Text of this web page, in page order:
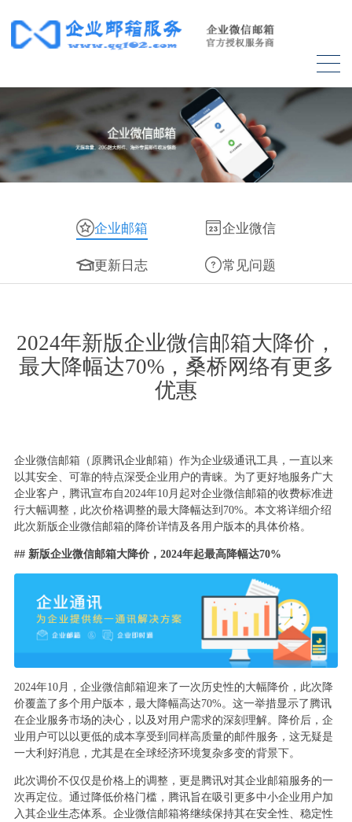
企业邮箱 企业微信
更新日志 常见问题
2024年新版企业微信邮箱大降价，
最大降幅达70%，桑桥网络有更多
优惠
企业微信邮箱（原腾讯企业邮箱）作为企业级通讯工具，一直以来
以其安全、可靠的特点深受企业用户的青睐。为了更好地服务广大
企业客户，腾讯宣布自2024年10月起对企业微信邮箱的收费标准进
行大幅调整，此次价格调整的最大降幅达到70%。本文将详细介绍
此次新版企业微信邮箱的降价详情及各用户版本的具体价格。
## 新版企业微信邮箱大降价，2024年起最高降幅达70%
2024年10月，企业微信邮箱迎来了一次历史性的大幅降价，此次降
价覆盖了多个用户版本，最大降幅高达70%。这一举措显示了腾讯
在企业服务市场的决心，以及对用户需求的深刻理解。降价后，企
业用户可以以更低的成本享受到同样高质量的邮件服务，这无疑是
一大利好消息，尤其是在全球经济环境复杂多变的背景下。
此次调价不仅仅是价格上的调整，更是腾讯对其企业邮箱服务的一
次再定位。通过降低价格门槛，腾讯旨在吸引更多中小企业用户加
入其企业生态体系。企业微信邮箱将继续保持其在安全性、稳定性